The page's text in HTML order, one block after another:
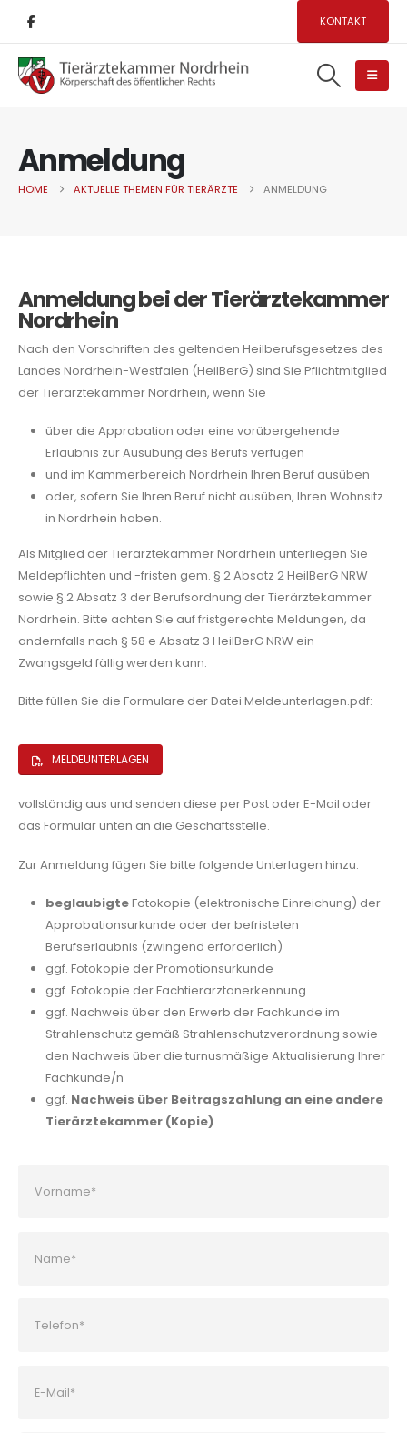
KONTAKT
Anmeldung
HOME AKTUELLE THEMEN FÜR TIERÄRZTE ANMELDUNG
Anmeldung bei der Tierärztekammer
Nordrhein
Nach den Vorschriften des geltenden Heilberufsgesetzes des
Landes Nordrhein-Westfalen (HeilBerG) sind Sie Pflichtmitglied
der Tierärztekammer Nordrhein, wenn Sie
über die Approbation oder eine vorübergehende
Erlaubnis zur Ausübung des Berufs verfügen
und im Kammerbereich Nordrhein Ihren Beruf ausüben
oder, sofern Sie Ihren Beruf nicht ausüben, Ihren Wohnsitz
in Nordrhein haben.
Als Mitglied der Tierärztekammer Nordrhein unterliegen Sie
Meldepflichten und -fristen gem. § 2 Absatz 2 HeilBerG NRW
sowie § 2 Absatz 3 der Berufsordnung der Tierärztekammer
Nordrhein. Bitte achten Sie auf fristgerechte Meldungen, da
andernfalls nach § 58 e Absatz 3 HeilBerG NRW ein
Zwangsgeld fällig werden kann.
Bitte füllen Sie die Formulare der Datei Meldeunterlagen.pdf:
MELDEUNTERLAGEN
vollständig aus und senden diese per Post oder E-Mail oder
das Formular unten an die Geschäftsstelle.
Zur Anmeldung fügen Sie bitte folgende Unterlagen hinzu:
beglaubigteFotokopie (elektronische Einreichung) der
Approbationsurkunde oder der befristeten
Berufserlaubnis (zwingend erforderlich)
ggf. Fotokopie der Promotionsurkunde
ggf. Fotokopie der Fachtierarztanerkennung
ggf. Nachweis über den Erwerb der Fachkunde im
Strahlenschutz gemäß Strahlenschutzverordnung sowie
den Nachweis über die turnusmäßige Aktualisierung Ihrer
Fachkunde/n
ggf. Nachweis über Beitragszahlung an eine andere
Tierärztekammer (Kopie)